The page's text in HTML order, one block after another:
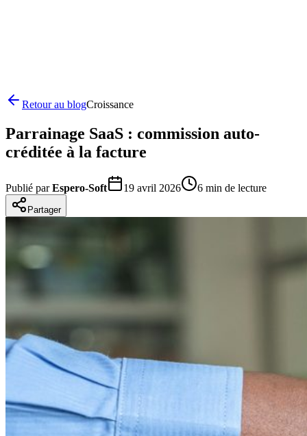
Retour au blogCroissance
Parrainage SaaS : commission auto-
créditée à la facture
Publié par Espero-Soft 19 avril 2026 6 min de lecture
Partager